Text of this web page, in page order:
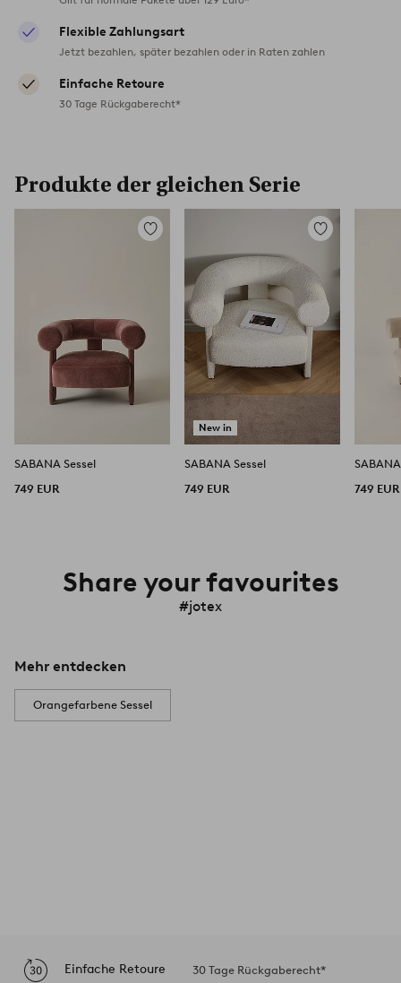
Flexible Zahlungsart
Jetzt bezahlen, später bezahlen oder in Raten zahlen
Einfache Retoure
30 Tage Rückgaberecht*
Produkte der gleichen Serie
Zu
hinzufügen
SABANA Sessel
749 EUR
New in
Zu
SABANA Sessel
749 EUR
749 EUR
Share your favourites
#jotex
Mehr entdecken
Orangefarbene Sessel
Einfache Retoure 30 Tage Rückgaberecht*